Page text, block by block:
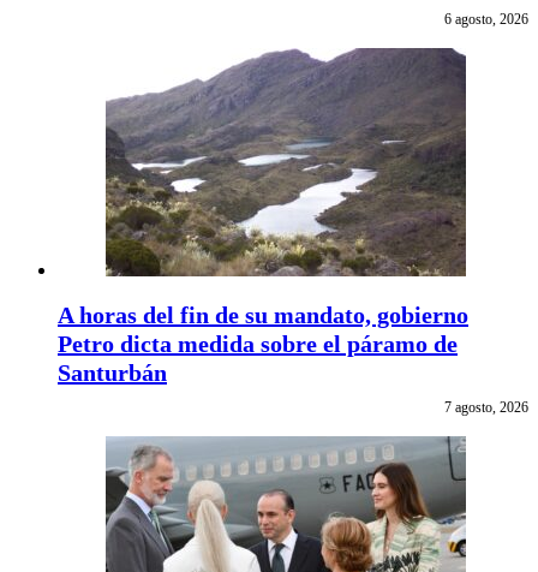
6 agosto, 2026
A horas del fin de su mandato, gobierno
Petro dicta medida sobre el páramo de
Santurbán
7 agosto, 2026